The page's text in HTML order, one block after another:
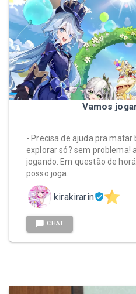
Vamos
- Precisa de ajuda pra matar
explorar só? sem problema!
jogando. Em questão de
posso joga…
kirakirarin
CHAT